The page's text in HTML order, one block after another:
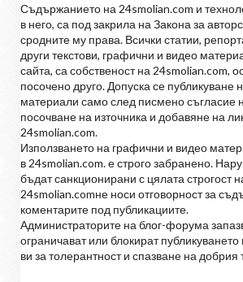
Съдържанието на 24smolian.com и
в него, са под закрила на Закона за
сродните му права. Всички статии,
други текстови, графични и видео
сайта, са собственост на 24smolian.com,
посочено друго. Допуска се публикуване
материали само след писмено съгласие
посочване на източника и добавяне на
24smolian.com.
Използването на графични и видео
в 24smolian.com. е строго забранено.
бъдат санкционирани с цялата строгост
24smolian.comне носи отговорност за
коментарите под публикациите.
Администраторите на блог-форума
ограничават или блокират
ви за толерантност и спазване на добрия